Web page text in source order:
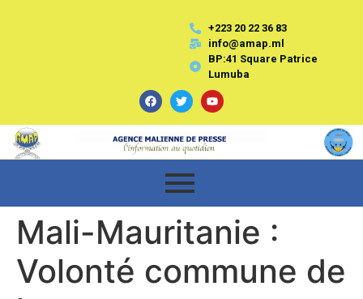
+223 20 22 36 83
info@amap.ml
BP:41 Square Patrice
Lumuba
Mali-Mauritanie :
Volonté commune de